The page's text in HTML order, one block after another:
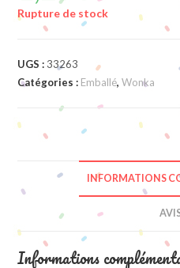
Rupture de stock
UGS : 33263
Catégories : Emballé,Wonka
INFORMATIONS
Informations